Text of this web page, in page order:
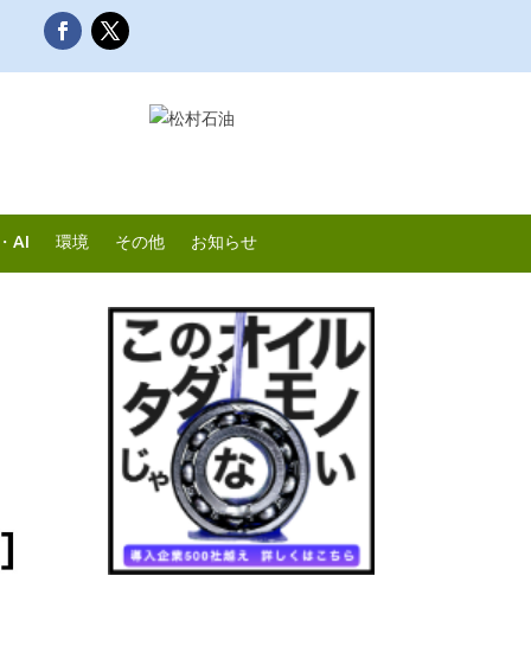
AI 環境 その他 お知らせ